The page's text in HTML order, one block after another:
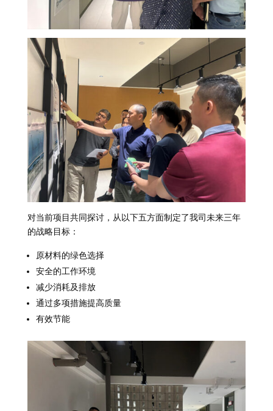
对当前项目共同探讨，从以下五方面制定了我司未来三年
的战略目标：
原材料的绿色选择
安全的工作环境
减少消耗及排放
通过多项措施提高质量
有效节能